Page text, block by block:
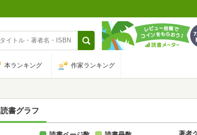
本ランキング 作家ランキング
読書グラフ